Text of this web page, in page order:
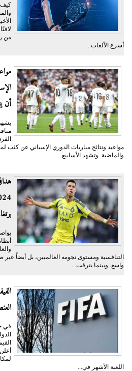
كيف
من
أسرع الألعاب...
أن
مواعيد ونتائج مباريات الدوري الإسباني عن كثب
والماضية. وتشهد الأسابيع...
التنافسية ومستوى نجومه العالميين، بل أيضاً
واسع. وبينما يترقب...
في
اللعبة الأشهر في...